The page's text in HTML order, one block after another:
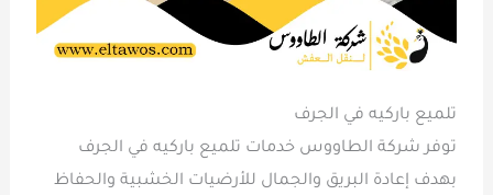
تلميع باركيه في الجرف
توفر شركة الطاووس خدمات تلميع باركيه في الجرف
بهدف إعادة البريق والجمال للأرضيات الخشبية والحفاظ